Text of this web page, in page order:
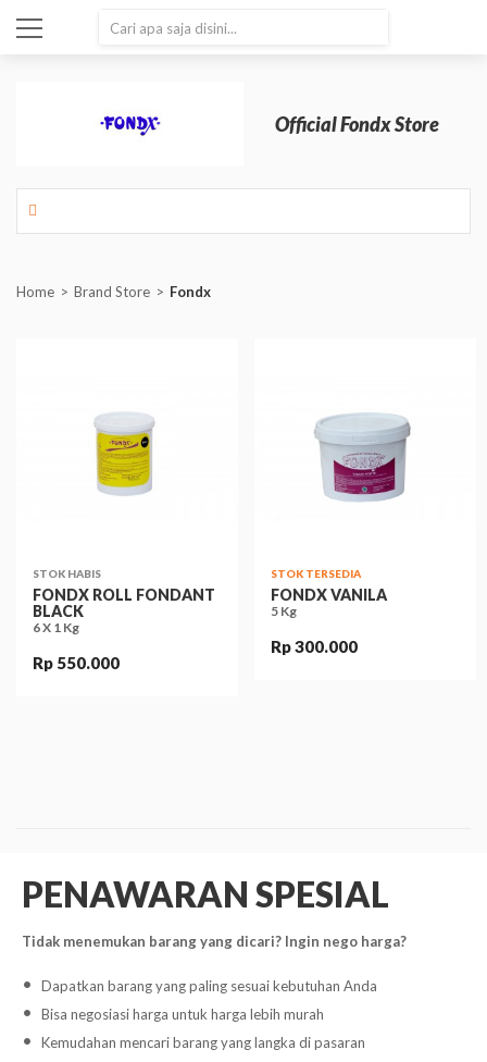
Official Fondx Store
Home Brand Store Fondx
STOK HABIS
FONDX ROLL FONDANT
BLACK
6 X 1 Kg
Rp 550.000
STOK TERSEDIA
FONDX VANILA
5 Kg
Rp 300.000
PENAWARAN SPESIAL
Tidak menemukan barang yang dicari? Ingin nego harga?
Dapatkan barang yang paling sesuai kebutuhan Anda
Bisa negosiasi harga untuk harga lebih murah
Kemudahan mencari barang yang langka di pasaran